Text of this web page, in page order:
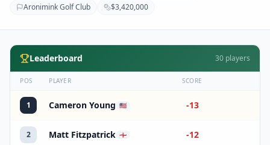
Aronimink Golf Club
$3,420,000
Leaderboard 30 players
POS PLAYER SCORE
1 Cameron Young 🇺🇸 -13
2 Matt Fitzpatrick 🏴󠁧󠁢󠁥󠁮󠁧󠁿 -12